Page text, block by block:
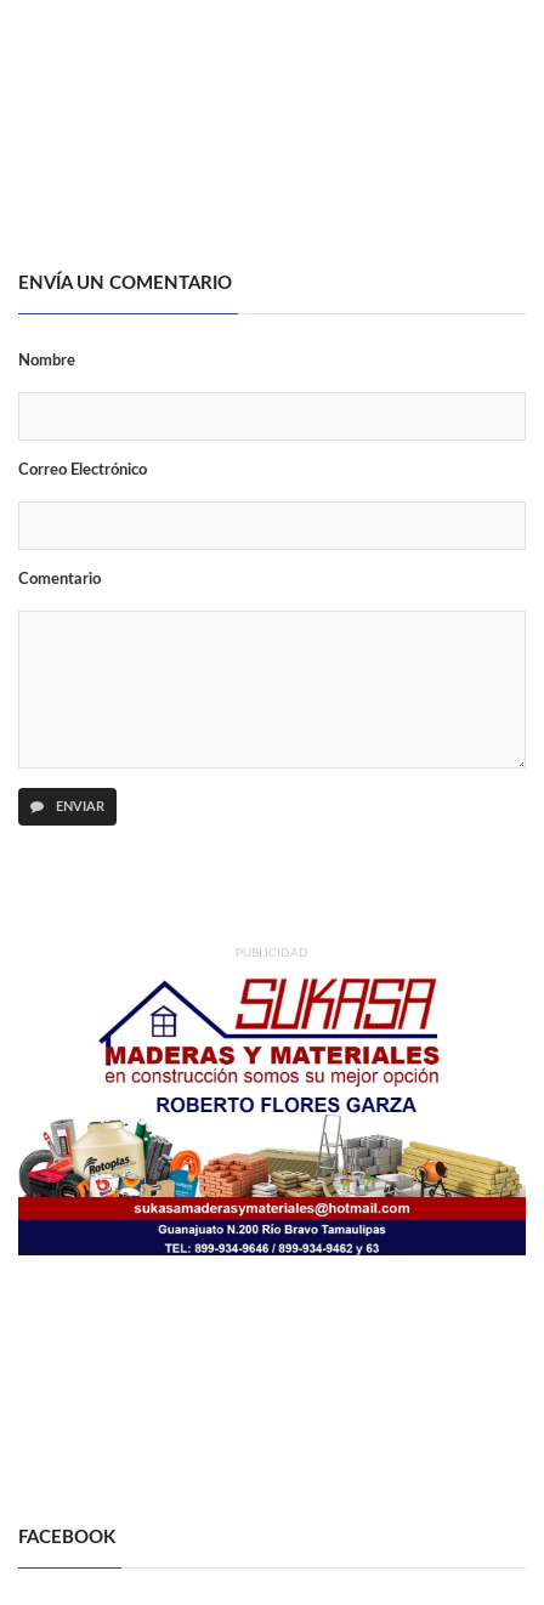
ENVÍA UN COMENTARIO
Nombre
Correo Electrónico
Comentario
ENVIAR
PUBLICIDAD
FACEBOOK